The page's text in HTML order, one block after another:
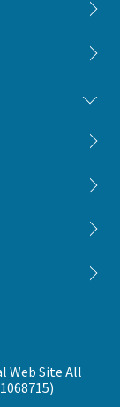
Web Site All